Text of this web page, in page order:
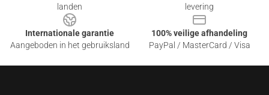
landen
levering
Internationale garantie
Aangeboden in het gebruiksland
100% veilige afhandeling
PayPal / MasterCard / Visa